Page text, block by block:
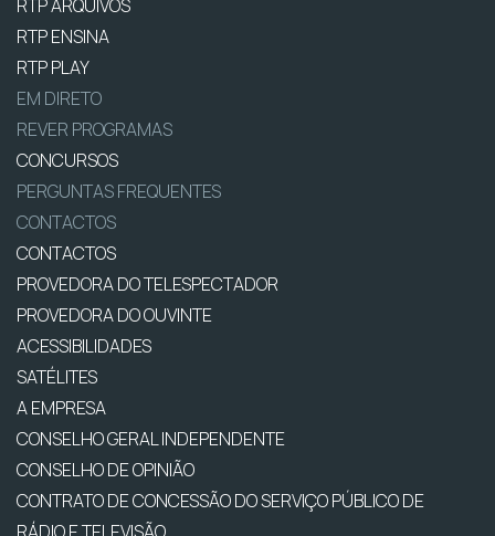
RTP ARQUIVOS
RTP ENSINA
RTP PLAY
EM DIRETO
REVER PROGRAMAS
CONCURSOS
PERGUNTAS FREQUENTES
CONTACTOS
CONTACTOS
PROVEDORA DO TELESPECTADOR
PROVEDORA DO OUVINTE
ACESSIBILIDADES
SATÉLITES
A EMPRESA
CONSELHO GERAL INDEPENDENTE
CONSELHO DE OPINIÃO
CONTRATO DE CONCESSÃO DO SERVIÇO PÚBLICO DE